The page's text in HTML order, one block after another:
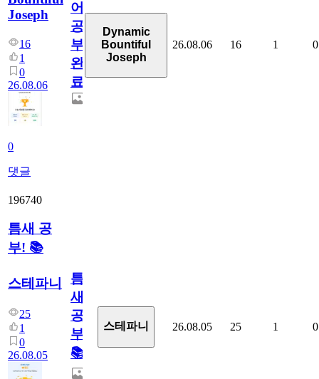
Joseph
16
1
0
26.08.06
0
댓글
어
공
부
완
료
Dynamic
Bountiful
Joseph
26.08.06 16 1 0
196740
틈새 공
부! 📚
스테파니
25
1
0
26.08.05
틈
새
공
부!
📚
스테파니 26.08.05 25 1 0